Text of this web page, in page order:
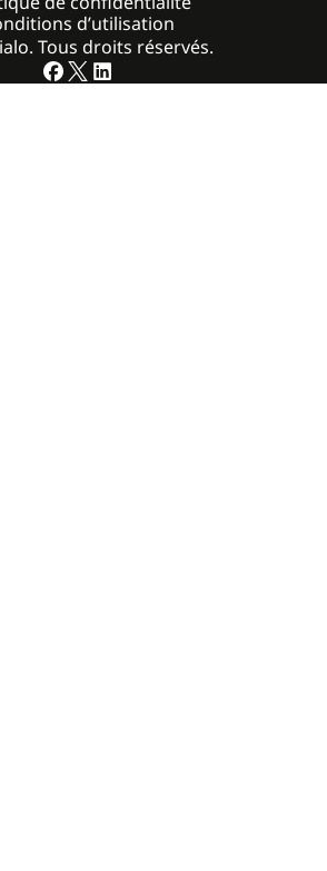
Tous droits réservés.
d’utilisation